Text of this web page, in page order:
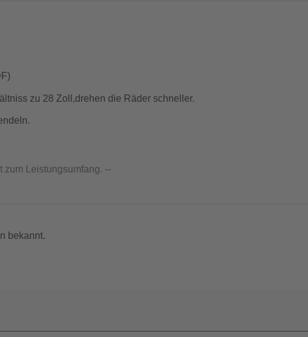
zu 28 Zoll,drehen die Räder schneller.
zum Leistungsumfang. --
bekannt.